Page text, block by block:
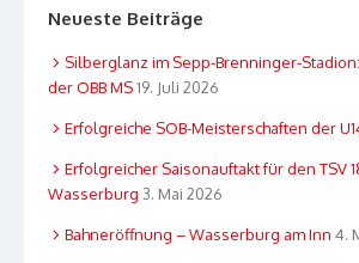
Neueste Beiträge
Silberglanz im Sepp-Brenninger-
der OBB MS19. Juli 2026
Erfolgreiche SOB-Meisterschaften der
Erfolgreicher Saisonauftakt für den TSV
Wasserburg 3. Mai 2026
Bahneröffnung – Wasserburg am Inn 4.